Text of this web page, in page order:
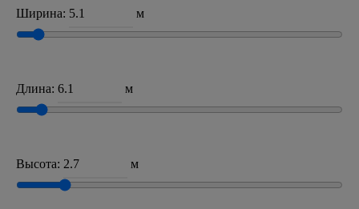
Ширина: м
Длина: м
Высота: м